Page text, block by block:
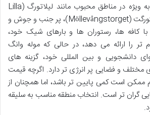
زندگی شبانه در مالمو، به ویژه در مناطق محبوب مانند لیلاتورگ (Lilla
Torg) و موله وانگ استورگت (Möllevångstorget)، پر جنب و جوش و
کافه ها، رستوران ها و بارهای شیک خود،
تر را ارائه می دهد، در حالی که موله وانگ
دانشجویی و بین المللی خود، گزینه های
مختلف و فضایی پر انرژی تر دارد. اگرچه قیمت
ممکن است کمی پایین تر باشد، اما همچنان از
گران تر است. انتخاب منطقه مناسب به سلیقه